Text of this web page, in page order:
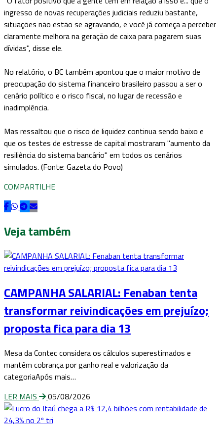
ingresso de novas recuperações judiciais reduziu bastante,
situações não estão se agravando, e você já começa a perceber
claramente melhora na geração de caixa para pagarem suas
dívidas", disse ele.
No relatório, o BC também apontou que o maior motivo de
preocupação do sistema financeiro brasileiro passou a ser o
cenário político e o risco fiscal, no lugar de recessão e
inadimplência.
Mas ressaltou que o risco de liquidez continua sendo baixo e
que os testes de estresse de capital mostraram "aumento da
resiliência do sistema bancário" em todos os cenários
simulados. (Fonte: Gazeta do Povo)
COMPARTILHE
Veja também
CAMPANHA SALARIAL: Fenaban tenta
transformar reivindicações em prejuízo;
proposta fica para dia 13
Mesa da Contec considera os cálculos superestimados e
mantém cobrança por ganho real e valorização da
categoriaApós mais…
LER MAIS
05/08/2026